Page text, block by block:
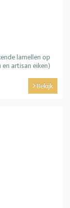
lamellen op
artisan eiken)
Bekijk